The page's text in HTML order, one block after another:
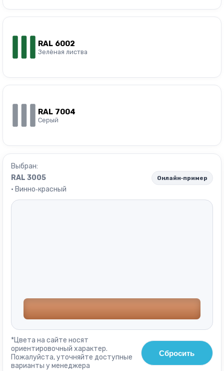
RAL 6002
Зелёная листва
RAL 7004
Серый
Выбран:
RAL 3005
· Винно‑красный
Онлайн‑пример
*Цвета на сайте носят
ориентировочный характер.
Пожалуйста, уточняйте доступные
варианты у менеджера
Сбросить